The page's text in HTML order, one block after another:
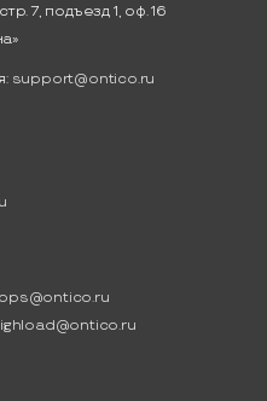
7, подъезд 1, оф. 16
support@ontico.ru